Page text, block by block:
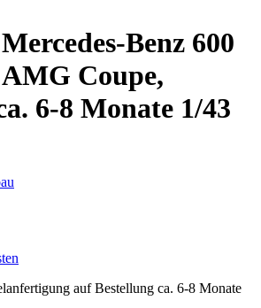
Benz 600
Coupe,
6-8 Monate 1/43
auf Bestellung ca. 6-8 Monate